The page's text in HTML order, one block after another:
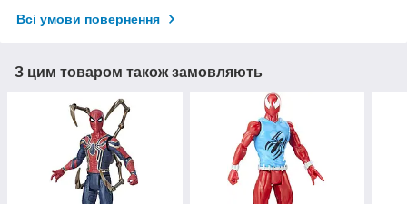
Всі умови повернення
З цим товаром також замовляють